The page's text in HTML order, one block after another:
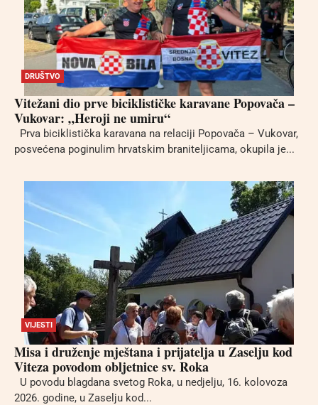
DRUŠTVO
Vitežani dio prve biciklističke karavane Popovača –
Vukovar: „Heroji ne umiru“
Prva biciklistička karavana na relaciji Popovača – Vukovar,
posvećena poginulim hrvatskim braniteljicama, okupila je...
VIJESTI
Misa i druženje mještana i prijatelja u Zaselju kod
Viteza povodom obljetnice sv. Roka
U povodu blagdana svetog Roka, u nedjelju, 16. kolovoza
2026. godine, u Zaselju kod...